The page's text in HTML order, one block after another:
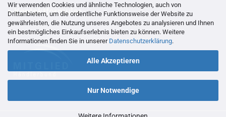
Wir verwenden Cookies und ähnliche Technologien, auch von
Drittanbietern, um die ordentliche Funktionsweise der Website zu
gewährleisten, die Nutzung unseres Angebotes zu analysieren und Ihnen
ein bestmögliches Einkaufserlebnis bieten zu können. Weitere
Informationen finden Sie in unserer Datenschutzerklärung.
Alle Akzeptieren
Nur Notwendige
>Kontaktformular